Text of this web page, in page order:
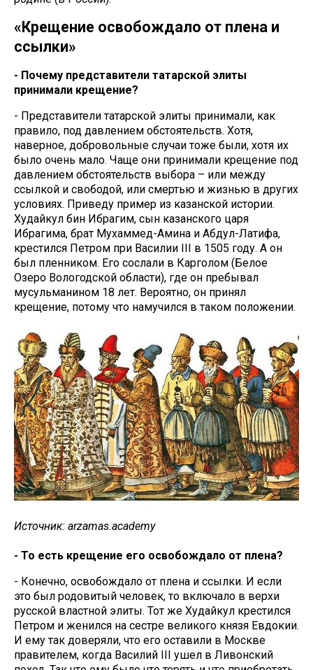
«Крещение освобождало от плена и
ссылки»
- Почему представители татарской элиты
принимали крещение?
- Представители татарской элиты принимали, как
правило, под давлением обстоятельств. Хотя,
наверное, добровольные случаи тоже были, хотя их
было очень мало. Чаще они принимали крещение под
давлением обстоятельств выбора – или между
ссылкой и свободой, или смертью и жизнью в других
условиях. Приведу пример из казанской истории.
Худайкул бин Ибрагим, сын казанского царя
Ибрагима, брат Мухаммед-Амина и Абдул-Латифа,
крестился Петром при Василии III в 1505 году. А он
был пленником. Его сослали в Карголом (Белое
Озеро Вологодской области), где он пребывал
мусульманином 18 лет. Вероятно, он принял
крещение, потому что намучился в таком положении.
Источник: arzamas.academy
- То есть крещение его освобождало от плена?
- Конечно, освобождало от плена и ссылки. И если
это был родовитый человек, то включало в верхи
русской властной элиты. Тот же Худайкул крестился
Петром и женился на сестре великого князя Евдокии.
И ему так доверяли, что его оставили в Москве
правителем, когда Василий III ушел в Ливонский